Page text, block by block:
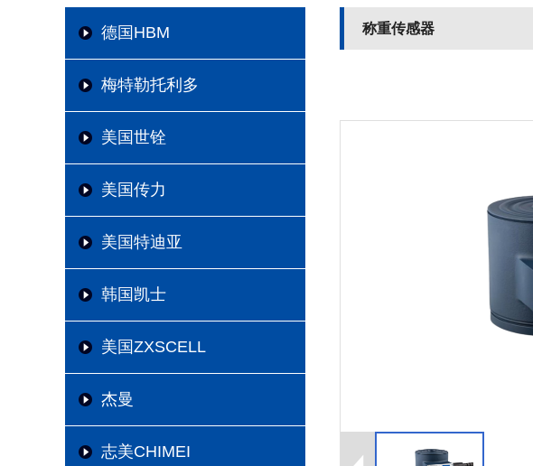
德国HBM
梅特勒托利多
美国世铨
美国传力
美国特迪亚
韩国凯士
美国ZXSCELL
杰曼
志美CHIMEI
称重传感器